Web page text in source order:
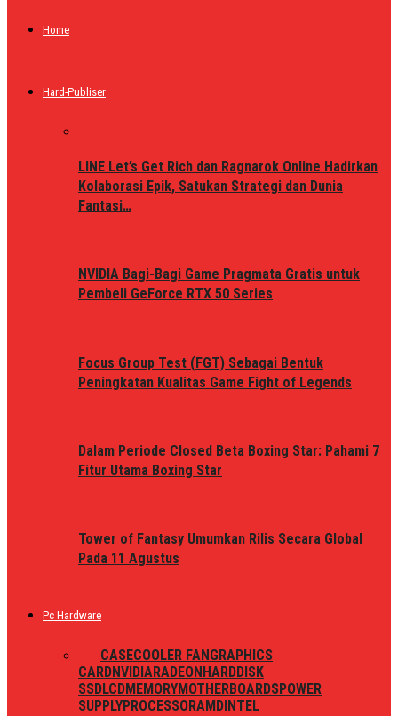
Home
Hard-Publiser
LINE Let’s Get Rich dan Ragnarok Online Hadirkan
Kolaborasi Epik, Satukan Strategi dan Dunia
Fantasi…
NVIDIA Bagi-Bagi Game Pragmata Gratis untuk
Pembeli GeForce RTX 50 Series
Focus Group Test (FGT) Sebagai Bentuk
Peningkatan Kualitas Game Fight of Legends
Dalam Periode Closed Beta Boxing Star: Pahami 7
Fitur Utama Boxing Star
Tower of Fantasy Umumkan Rilis Secara Global
Pada 11 Agustus
Pc Hardware
CASECOOLER FAN GRAPHICS
CARDNVIDIARADEON HARDDISK
SSDLCDMEMORYMOTHERBOARDSPOWER
SUPPLYPROCESSORAMD INTEL